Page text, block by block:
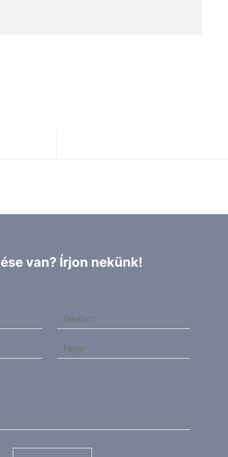
van? Írjon nekünk!